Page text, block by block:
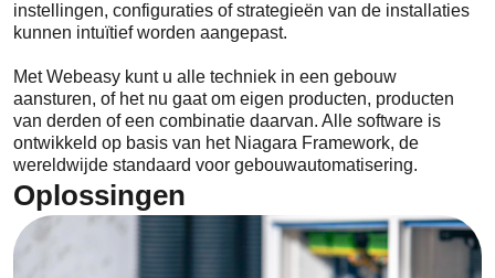
instellingen, configuraties of strategieën van de installaties
kunnen intuïtief worden aangepast.
Met Webeasy kunt u alle techniek in een gebouw
aansturen, of het nu gaat om eigen producten, producten
van derden of een combinatie daarvan. Alle software is
ontwikkeld op basis van het Niagara Framework, de
wereldwijde standaard voor gebouwautomatisering.
Oplossingen